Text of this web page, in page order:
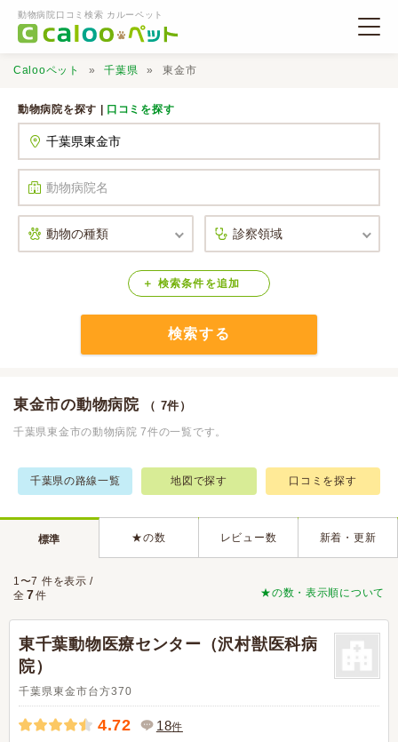
動物病院口コミ検索 カルーペット
口コミ検索
Calooペットとは？
Calooペット 千葉県 東金市
動物病院を探す | 口コミを探す
検索条件 を追加
検索する
東金市の動物病院 （ 7件）
千葉県東金市の動物病院 7件の一覧です。
千葉県の路線一覧 地図で探す 口コミを探す
標準 ★の数 レビュー数 新着・更新
★の数・表示順について
1〜7 件を表示 /
全 7件
東千葉動物医療センター（沢村獣医科病
院）
千葉県東金市台方370
4.72 18件